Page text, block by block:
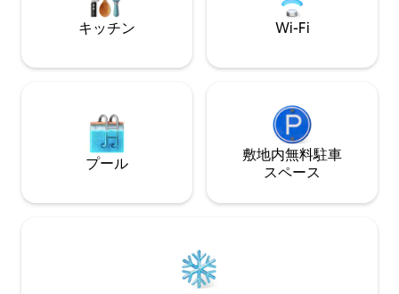
キッチン Wi-Fi
プール
敷地内無料駐⁠車
ス⁠ペ⁠ー⁠ス